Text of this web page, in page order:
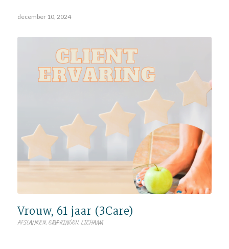
december 10, 2024
Vrouw, 61 jaar (3Care)
AFSLANKEN, ERVARINGEN, LICHAAM